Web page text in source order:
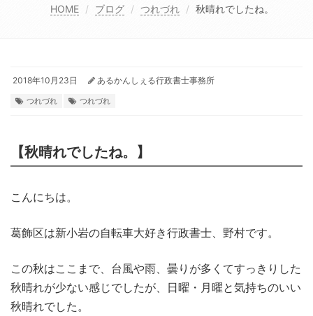
HOME ブログ つれづれ 秋晴れでしたね。
2018年10月23日 あるかんしぇる行政書士事務所
つれづれ つれづれ
【秋晴れでしたね。】
こんにちは。
葛飾区は新小岩の自転車大好き行政書士、野村です。
この秋はここまで、台風や雨、曇りが多くてすっきりした
秋晴れが少ない感じでしたが、日曜・月曜と気持ちのいい
秋晴れでした。